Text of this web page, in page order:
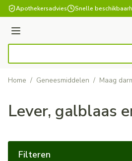
Ga naar de inhoud
Apothekersadvies Snelle
Menu
Home / Geneesmiddelen / Maag
Lever, galblaas
Filteren